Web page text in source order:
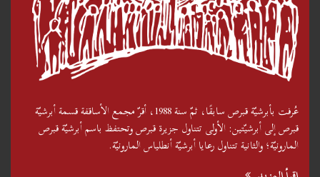
عُرفت بأبرشيّة قبرص سابقًا، ثمّ سنة 1988، أقرّ مجمع الأساقفة قسمة أبرشيّة
قبرص إلى أبرشيّتين: الأولى تتناول جزيرة قبرص وتحتفظ باسم أبرشيّة قبرص
المارونيّة؛ والثانية تتناول رعايا أبرشيّة أنطلياس المارونيّة.